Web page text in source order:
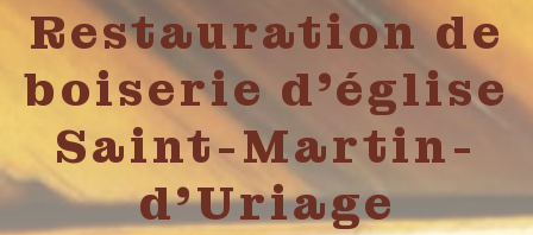
Restauration de
boiserie d'église
Saint-Martin-
d'Uriage